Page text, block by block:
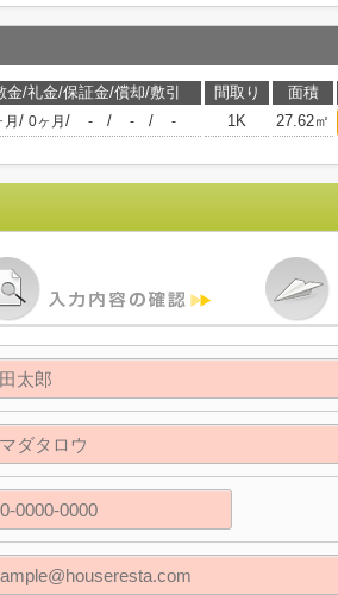
金/礼金/保証金/償却/敷引 間取り 面積
/ 0ヶ月 / - / - / - 1K 27.62㎡